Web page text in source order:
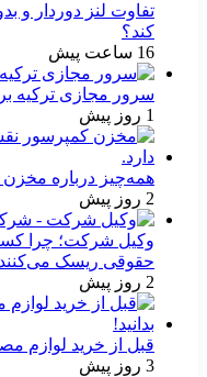
تفاوت لنز دوردار و
کند؟
16 ساعت پیش
سرور مجازی ترکیه
1 روز پیش
همه‌چیز درباره
2 روز پیش
وکیل شرکت؛ چرا
حقوقی ریسک
2 روز پیش
قبل از خرید لوازم
3 روز پیش